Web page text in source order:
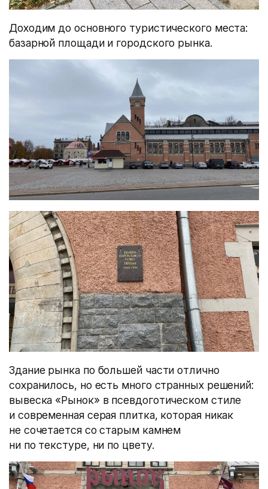
Доходим до основного туристического места:
базарной площади и городского рынка.
Здание рынка по большей части отлично
сохранилось, но есть много странных решений:
вывеска «Рынок» в псевдоготическом стиле
и современная серая плитка, которая никак
не сочетается со старым камнем
ни по текстуре, ни по цвету.